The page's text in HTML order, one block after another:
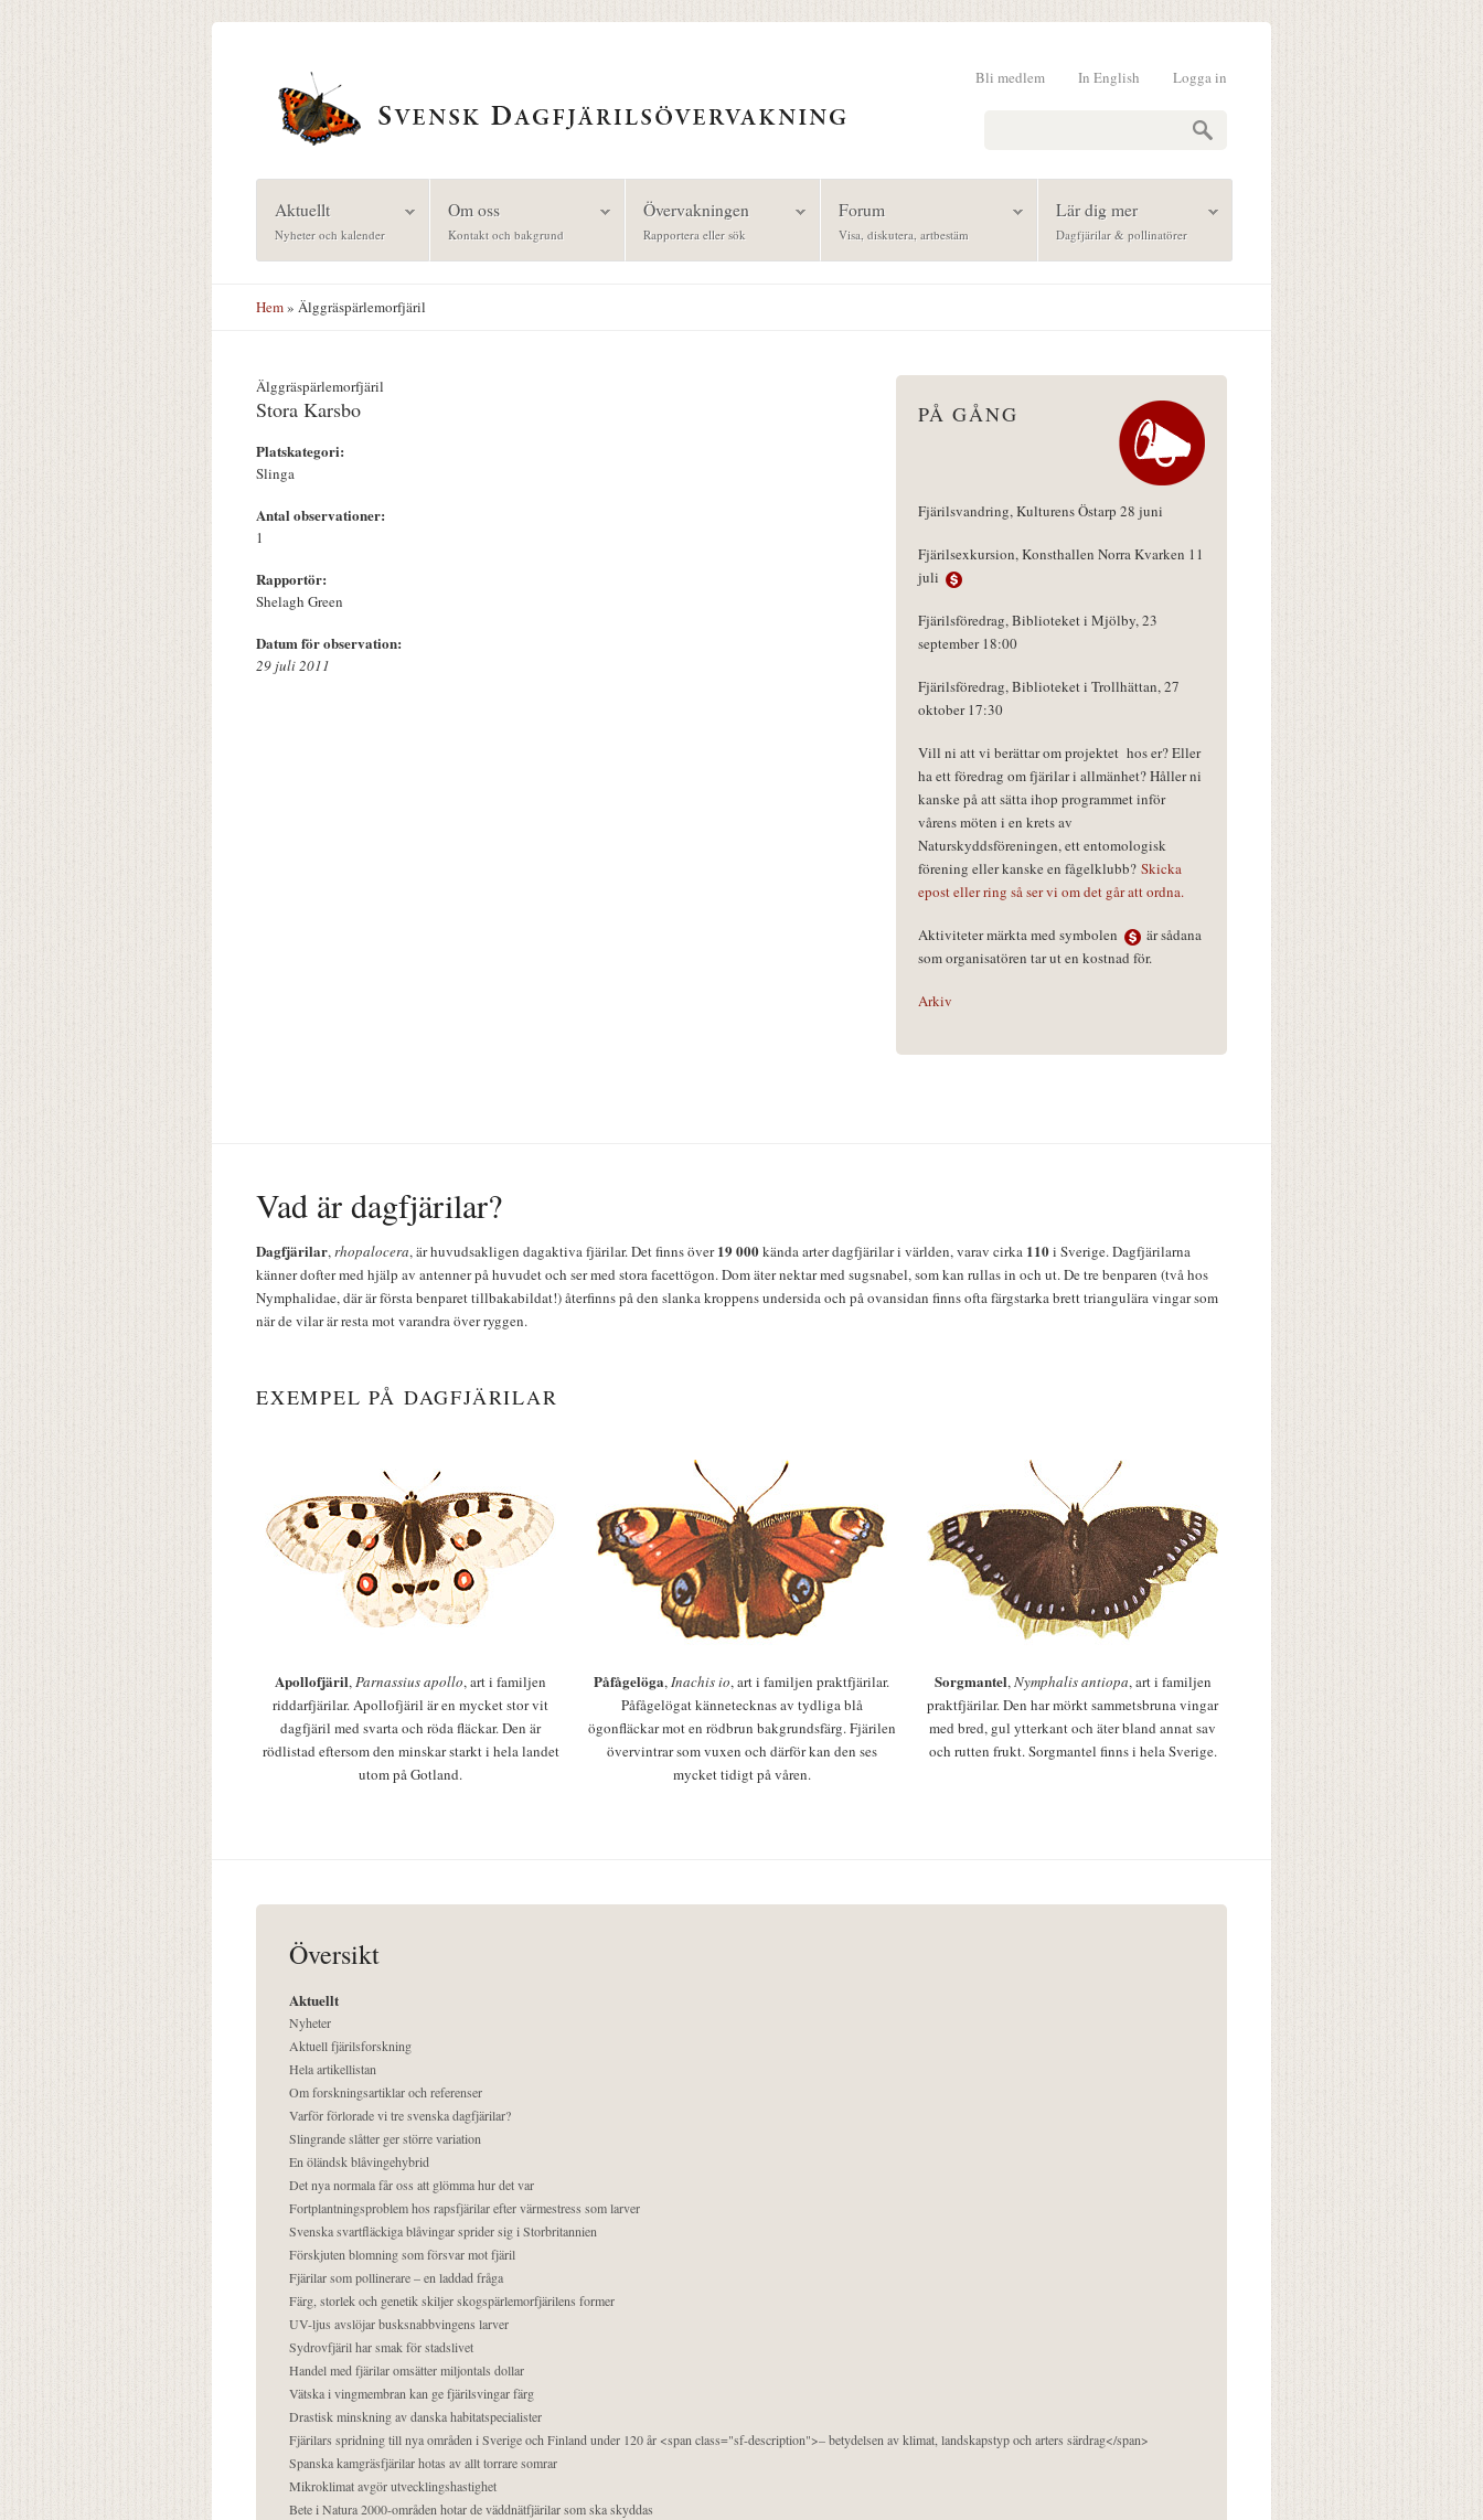
Logga in
In English
Bli medlem
Aktuellt
Nyheter och kalender
Om oss
Kontakt och bakgrund
Övervakningen
Rapportera eller sök
Forum
Visa, diskutera, artbestäm
Lär dig mer
Dagfjärilar & pollinatörer
Hem» Älggräspärlemorfjäril
Älggräspärlemorfjäril
Stora Karsbo
Platskategori:
Slinga
Antal observationer:
1
Rapportör:
Shelagh Green
Datum för observation:
29 juli 2011
PÅ GÅNG
Fjärilsvandring, Kulturens Östarp 28 juni
Fjärilsexkursion, Konsthallen Norra Kvarken 11
juli
Fjärilsföredrag, Biblioteket i Mjölby, 23
september 18:00
Fjärilsföredrag, Biblioteket i Trollhättan, 27
oktober 17:30
Vill ni att vi berättar om projektet hos er? Eller
ha ett föredrag om fjärilar i allmänhet? Håller ni
kanske på att sätta ihop programmet inför
vårens möten i en krets av
Naturskyddsföreningen, ett entomologisk
förening eller kanske en fågelklubb? Skicka
epost eller ring så ser vi om det går att ordna.
Aktiviteter märkta med symbolen
är sådana
som organisatören tar ut en kostnad för.
Arkiv
Vad är dagfjärilar?
Dagfjärilar,rhopalocera, är huvudsakligen dagaktiva fjärilar. Det finns över19 000kända arter dagfjärilar i världen, varav cirka 110i Sverige. Dagfjärilarna
känner dofter med hjälp av antenner på huvudet och ser med stora facettögon. Dom äter nektar med sugsnabel, som kan rullas in och ut. De tre benparen (två hos
Nymphalidae, där är första benparet tillbakabildat!) återfinns på den slanka kroppens undersida och på ovansidan finns ofta färgstarka brett triangulära vingar som
när de vilar är resta mot varandra över ryggen.
EXEMPEL PÅ DAGFJÄRILAR
Apollofjäril,Parnassius apollo, art i familjen
riddarfjärilar. Apollofjäril är en mycket stor vit
dagfjäril med svarta och röda fläckar. Den är
rödlistad eftersom den minskar starkt i hela landet
utom på Gotland.
Påfågelöga,Inachis io, art i familjen praktfjärilar.
Påfågelögat kännetecknas av tydliga blå
ögonfläckar mot en rödbrun bakgrundsfärg. Fjärilen
övervintrar som vuxen och därför kan den ses
mycket tidigt på våren.
Sorgmantel,Nymphalis antiopa, art i familjen
praktfjärilar. Den har mörkt sammetsbruna vingar
med bred, gul ytterkant och äter bland annat sav
och rutten frukt. Sorgmantel finns i hela Sverige.
Översikt
Aktuellt
Nyheter
Aktuell fjärilsforskning
Hela artikellistan
Om forskningsartiklar och referenser
Varför förlorade vi tre svenska dagfjärilar?
Slingrande slåtter ger större variation
En öländsk blåvingehybrid
Det nya normala får oss att glömma hur det var
Fortplantningsproblem hos rapsfjärilar efter värmestress som larver
Svenska svartfläckiga blåvingar sprider sig i Storbritannien
Förskjuten blomning som försvar mot fjäril
Fjärilar som pollinerare – en laddad fråga
Färg, storlek och genetik skiljer skogspärlemorfjärilens former
UV-ljus avslöjar busksnabbvingens larver
Sydrovfjäril har smak för stadslivet
Handel med fjärilar omsätter miljontals dollar
Vätska i vingmembran kan ge fjärilsvingar färg
Drastisk minskning av danska habitatspecialister
Fjärilars spridning till nya områden i Sverige och Finland under 120 år <span class="sf-description">– betydelsen av klimat, landskapstyp och arters särdrag</span>
Spanska kamgräsfjärilar hotas av allt torrare somrar
Mikroklimat avgör utvecklingshastighet
Bete i Natura 2000-områden hotar de väddnätfjärilar som ska skyddas